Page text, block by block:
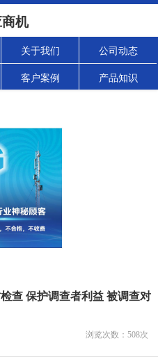
机
关于我们 公司动态
客户案例 产品知识
查 保护调查者利益 被调查对
浏览次数： 508次